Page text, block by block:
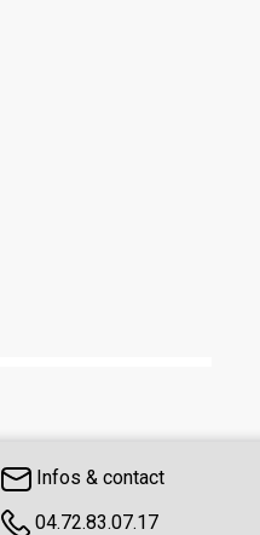
Infos & contact
04.72.83.07.17